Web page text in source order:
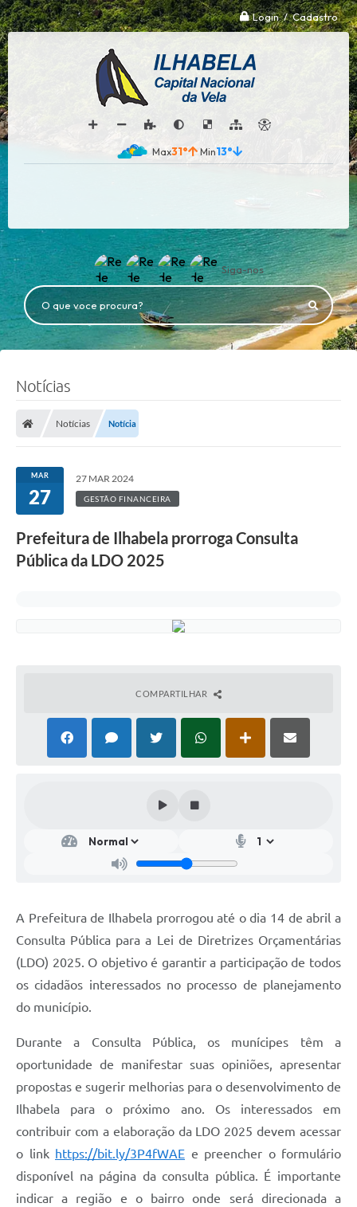
Login / Cadastro
31° 13°
Siga-nos
O que voce procura?
Notícias
Notícias Notícia
MAR
27
27 MAR 2024
GESTÃO FINANCEIRA
Prefeitura de Ilhabela prorroga Consulta
Pública da LDO 2025
COMPARTILHAR
A Prefeitura de Ilhabela prorrogou até o dia 14 de abril a
Consulta Pública para a Lei de Diretrizes Orçamentárias
(LDO) 2025. O objetivo é garantir a participação de todos
os cidadãos interessados no processo de planejamento
do município.
Durante a Consulta Pública, os munícipes têm a
oportunidade de manifestar suas opiniões, apresentar
propostas e sugerir melhorias para o desenvolvimento de
Ilhabela para o próximo ano. Os interessados em
contribuir com a elaboração da LDO 2025 devem acessar
o link https://bit.ly/3P4fWAE e preencher o formulário
disponível na página da consulta pública. É importante
indicar a região e o bairro onde será direcionada a